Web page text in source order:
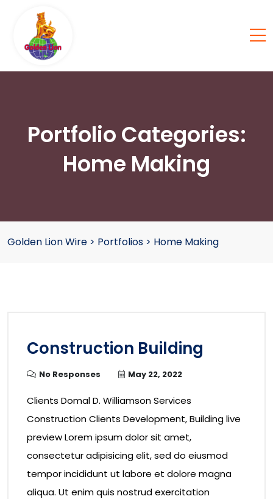
Portfolio Categories:
Home Making
Golden Lion Wire > Portfolios > Home Making
Construction Building
No Responses May 22, 2022
Clients Domal D. Williamson Services
Construction Clients Development, Building live
preview Lorem ipsum dolor sit amet,
consectetur adipisicing elit, sed do eiusmod
tempor incididunt ut labore et dolore magna
aliqua. Ut enim quis nostrud exercitation